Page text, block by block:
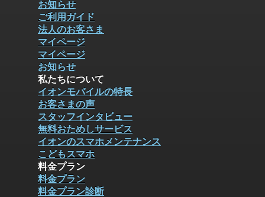
お知らせ
ご利用ガイド
法人のお客さま
マイページ
マイページ
お知らせ
私たちについて
イオンモバイルの特長
お客さまの声
スタッフインタビュー
無料おためしサービス
イオンのスマホメンテナンス
こどもスマホ
料金プラン
料金プラン
料金プラン診断